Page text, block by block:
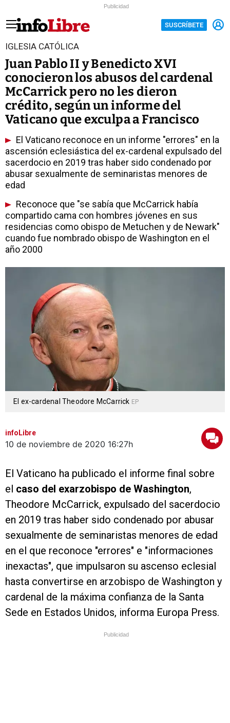
Publicidad
SUSCRÍBETE
IGLESIA CATÓLICA
Juan Pablo II y Benedicto XVI
conocieron los abusos del cardenal
McCarrick pero no les dieron
crédito, según un informe del
Vaticano que exculpa a Francisco
El Vaticano reconoce en un informe "errores" en la
ascensión eclesiástica del ex-cardenal expulsado del
sacerdocio en 2019 tras haber sido condenado por
abusar sexualmente de seminaristas menores de
edad
Reconoce que "se sabía que McCarrick había
compartido cama con hombres jóvenes en sus
residencias como obispo de Metuchen y de Newark"
cuando fue nombrado obispo de Washington en el
año 2000
El ex-cardenal Theodore McCarrick EP
infoLibre
10 de noviembre de 2020 16:27h
El Vaticano ha publicado el informe final sobre
el caso del exarzobispo de Washington,
Theodore McCarrick, expulsado del sacerdocio
en 2019 tras haber sido condenado por abusar
sexualmente de seminaristas menores de edad
en el que reconoce "errores" e "informaciones
inexactas", que impulsaron su ascenso eclesial
hasta convertirse en arzobispo de Washington y
cardenal de la máxima confianza de la Santa
Sede en Estados Unidos, informa Europa Press.
Publicidad